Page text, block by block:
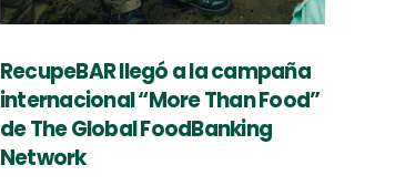
RecupeBAR llegó a la campaña
internacional “More Than Food”
de The Global FoodBanking
Network